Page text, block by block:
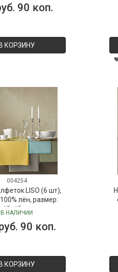
90 коп.
В КОРЗИНУ
004254
LISO (6 шт),
лён, размер:
45х45 см
В НАЛИЧИИ
90 коп.
В КОРЗИНУ